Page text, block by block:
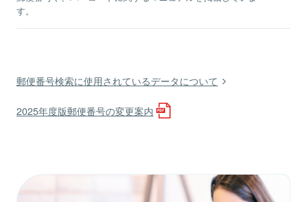
す。
郵便番号検索に使用されているデータについて
2025年度版郵便番号の変更案内